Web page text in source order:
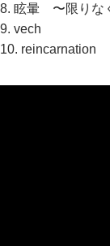
8. 眩暈 〜限りな
9. vech
10. reincarnation